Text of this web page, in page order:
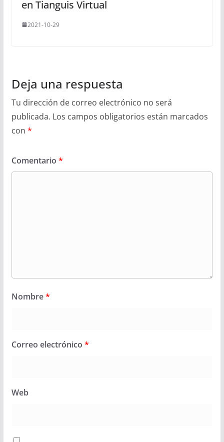
en Tianguis Virtual
2021-10-29
Deja una respuesta
Tu dirección de correo electrónico no será
publicada. Los campos obligatorios están marcados
con *
Comentario *
Nombre*
Correo electrónico *
Web